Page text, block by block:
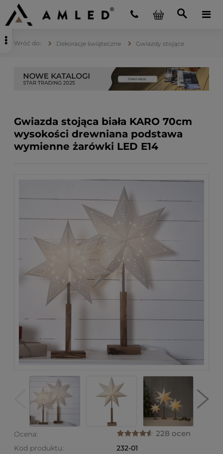
Dekoracje świąteczne Gwiazdy stojące
Gwiazda stojąca biała KARO 70cm
wysokości drewniana podstawa
wymienne żarówki LED E14
Ocena: 228 ocen
Kod produktu:
232-01